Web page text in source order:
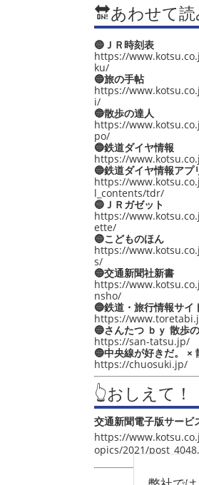
🔛あわせて
🔵ＪＲ時刻表
https://
ku/
🔵旅の手帖
https://
i/
🔵散歩の達人
https://
po/
🔵鉄道ダイヤ情報
https://
🔵鉄道ダイヤ情報アプ
https://
l_contents/tdr/
🔵ＪＲガゼット
https://
ette/
🔵こどものほん
https://
s/
🔵交通新聞社新書
https://
nsho/
🔵鉄道・旅行情報サイ
https://
🔵さんたつ ｂｙ 散歩
https://san-tatsu.jp/
🔵中央線が好きだ。 ×
https://chuosuki.jp/
👆おしえて
交通新聞電子版サービ
https://
opics/2021/